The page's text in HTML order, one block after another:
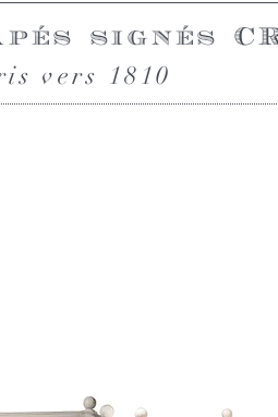
signés
vers 1810